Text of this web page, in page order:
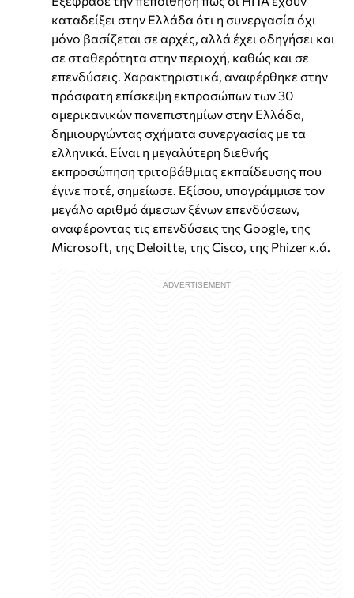
καταδείξει στην Ελλάδα ότι η συνεργασία όχι
μόνο βασίζεται σε αρχές, αλλά έχει οδηγήσει και
σε σταθερότητα στην περιοχή, καθώς και σε
επενδύσεις. Χαρακτηριστικά, αναφέρθηκε στην
πρόσφατη επίσκεψη εκπροσώπων των 30
αμερικανικών πανεπιστημίων στην Ελλάδα,
δημιουργώντας σχήματα συνεργασίας με τα
ελληνικά. Είναι η μεγαλύτερη διεθνής
εκπροσώπηση τριτοβάθμιας εκπαίδευσης που
έγινε ποτέ, σημείωσε. Εξίσου, υπογράμμισε τον
μεγάλο αριθμό άμεσων ξένων επενδύσεων,
αναφέροντας τις επενδύσεις της Google, της
Microsoft, της Deloitte, της Cisco, της Phizer κ.ά.